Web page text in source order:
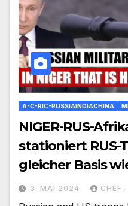
A-C-RIC-RUSSIAINDIACHINA
NIGER-RUS-
stationiert RUS-
gleicher Basis
3. MAI 2024 CHEF-